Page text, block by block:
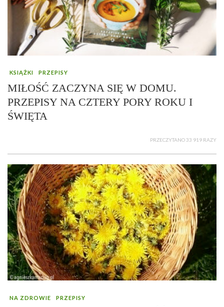
KSIĄŻKI PRZEPISY
MIŁOŚĆ ZACZYNA SIĘ W DOMU.
PRZEPISY NA CZTERY PORY ROKU I
ŚWIĘTA
PRZECZYTANO 33 919 RAZY
NA ZDROWIE PRZEPISY